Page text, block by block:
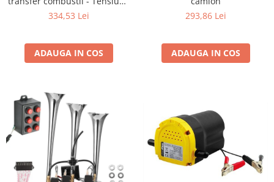
220 Volti
334,53 Lei
ADAUGA IN COS
293,86 Lei
ADAUGA IN COS